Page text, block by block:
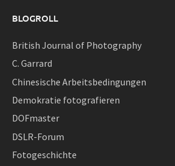
BLOGROLL
British Journal of Photography
C. Garrard
Chinesische Arbeitsbedingungen
Demokratie fotografieren
DOFmaster
DSLR-Forum
Fotogeschichte